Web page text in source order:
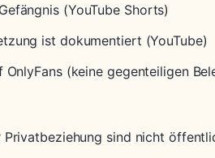
(YouTube Shorts)
ist dokumentiert (YouTube)
OnlyFans (keine gegenteiligen
Privatbeziehung sind nicht